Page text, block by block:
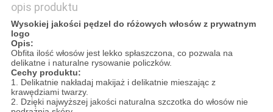
opis produktu
Wysokiej jakości pędzel do różowych włosów z prywatnym
logo
Opis:
Obfita ilość włosów jest lekko spłaszczona, co pozwala na
delikatne i naturalne rysowanie policzków.
Cechy produktu:
1. Delikatnie nakładaj makijaż i delikatnie mieszając z
krawędziami twarzy.
2. Dzięki najwyższej jakości naturalna szczotka do włosów nie